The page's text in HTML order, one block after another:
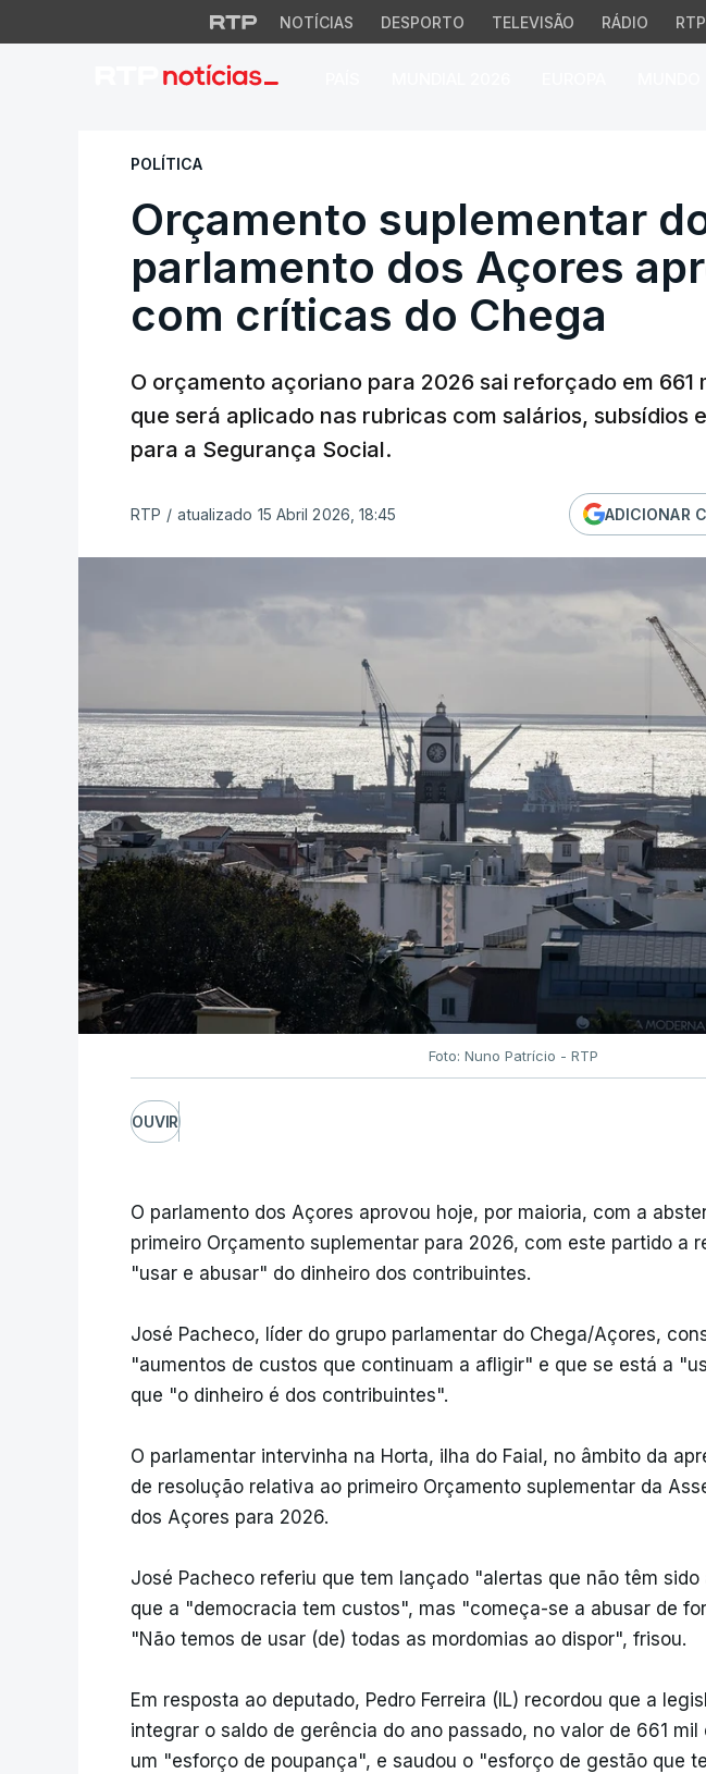
NOTÍCIAS DESPORTO TELEVISÃO RÁDIO
Orçamento suplementar do
POLÍTICA
Orçamento suplementar
parlamento dos Açores
com críticas do Chega
O orçamento açoriano para 2026 sai reforçado em 661
que será aplicado nas rubricas com salários, subsídios
para a Segurança Social.
RTP / atualizado 15 Abril 2026, 18:45 ADICIONAR
Foto: Nuno Patrício - RTP
OUVIR
O parlamento dos Açores aprovou hoje, por maioria, com a
primeiro Orçamento suplementar para 2026, com este partido a
"usar e abusar" do dinheiro dos contribuintes.
José Pacheco, líder do grupo parlamentar do Chega/Açores,
"aumentos de custos que continuam a afligir" e que se está a
que "o dinheiro é dos contribuintes".
O parlamentar intervinha na Horta, ilha do Faial, no âmbito da
de resolução relativa ao primeiro Orçamento suplementar da
dos Açores para 2026.
José Pacheco referiu que tem lançado "alertas que não têm
que a "democracia tem custos", mas "começa-se a abusar de
"Não temos de usar (de) todas as mordomias ao dispor", frisou.
Em resposta ao deputado, Pedro Ferreira (IL) recordou que a
integrar o saldo de gerência do ano passado, no valor de 661 mil
um "esforço de poupança", e saudou o "esforço de gestão que